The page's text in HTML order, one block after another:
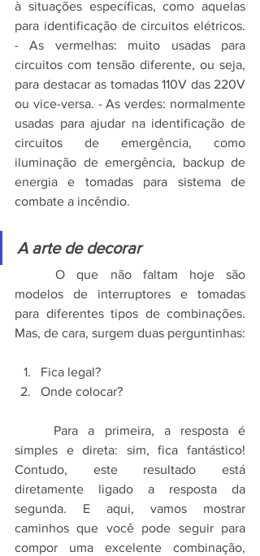
à situações específicas, como aquelas
para identificação de circuitos elétricos.
- As vermelhas: muito usadas para
circuitos com tensão diferente, ou seja,
para destacar as tomadas 110V das 220V
ou vice-versa. - As verdes: normalmente
usadas para ajudar na identificação de
circuitos de emergência, como
iluminação de emergência, backup de
energia e tomadas para sistema de
combate a incêndio.
A arte de decorar
	O que não faltam hoje são
modelos de interruptores e tomadas
para diferentes tipos de combinações.
Mas, de cara, surgem duas perguntinhas:
Fica legal?
Onde colocar?
simples e direta: sim, fica fantástico!
Contudo, este resultado está
diretamente ligado a resposta da
segunda. E aqui, vamos mostrar
caminhos que você pode seguir para
compor uma excelente combinação,